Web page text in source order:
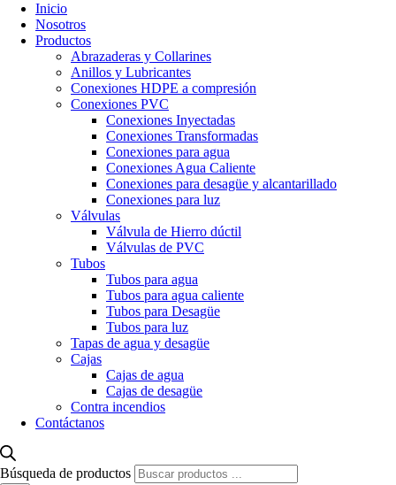
Inicio
Nosotros
Productos
Abrazaderas y Collarines
Anillos y Lubricantes
Conexiones HDPE a compresión
Conexiones PVC
Conexiones Inyectadas
Conexiones Transformadas
Conexiones para agua
Conexiones Agua Caliente
Conexiones para desagüe y alcantarillado
Conexiones para luz
Válvulas
Válvula de Hierro dúctil
Válvulas de PVC
Tubos
Tubos para agua
Tubos para agua caliente
Tubos para Desagüe
Tubos para luz
Tapas de agua y desagüe
Cajas
Cajas de agua
Cajas de desagüe
Contra incendios
Contáctanos
Búsqueda de productos